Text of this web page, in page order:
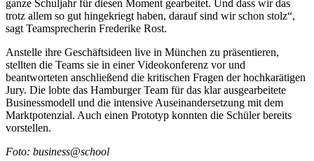
ganze Schuljahr für diesen Moment gearbeitet. Und dass wir das
trotz allem so gut hingekriegt haben, darauf sind wir schon stolz“,
sagt Teamsprecherin Frederike Rost.
Anstelle ihre Geschäftsideen live in München zu präsentieren,
stellten die Teams sie in einer Videokonferenz vor und
beantworteten anschließend die kritischen Fragen der hochkarätigen
Jury. Die lobte das Hamburger Team für das klar ausgearbeitete
Businessmodell und die intensive Auseinandersetzung mit dem
Marktpotenzial. Auch einen Prototyp konnten die Schüler bereits
vorstellen.
Foto: business@school